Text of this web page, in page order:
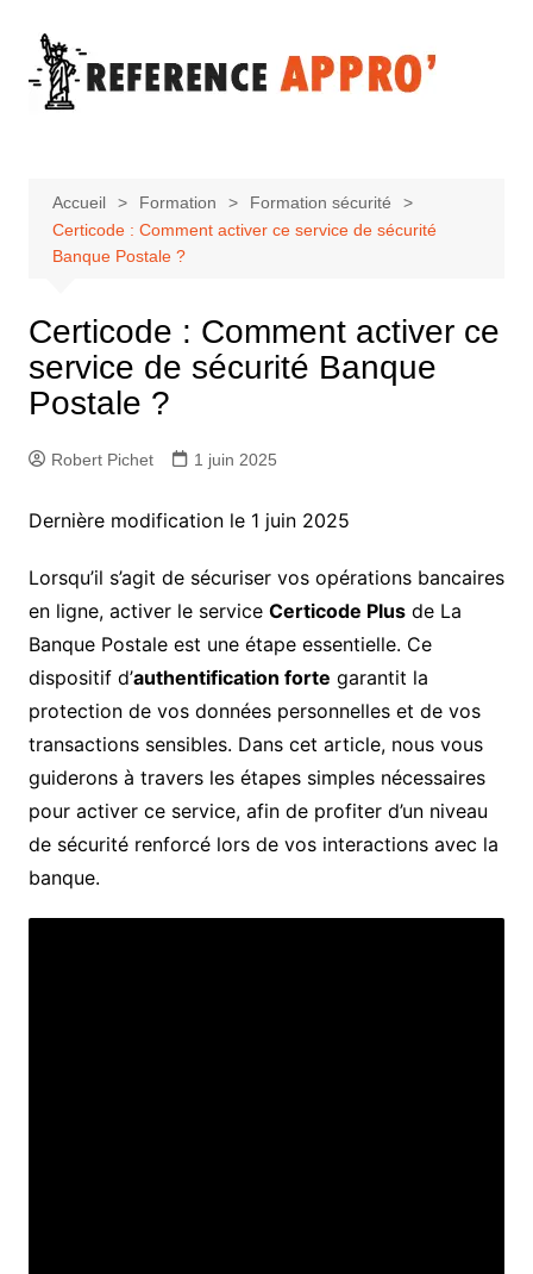
contenu
Accueil Formation
Formation sécurité
Certicode : Comment activer ce service de sécurité
Banque Postale ?
Certicode : Comment activer ce
service de sécurité Banque
Postale ?
Robert Pichet 1 juin 2025
Dernière modification le 1 juin 2025
Lorsqu’il s’agit de sécuriser vos opérations bancaires
en ligne, activer le service Certicode Plusde La
Banque Postale est une étape essentielle. Ce
dispositif d’authentification forte garantit la
protection de vos données personnelles et de vos
transactions sensibles. Dans cet article, nous vous
guiderons à travers les étapes simples nécessaires
pour activer ce service, afin de profiter d’un niveau
de sécurité renforcé lors de vos interactions avec la
banque.